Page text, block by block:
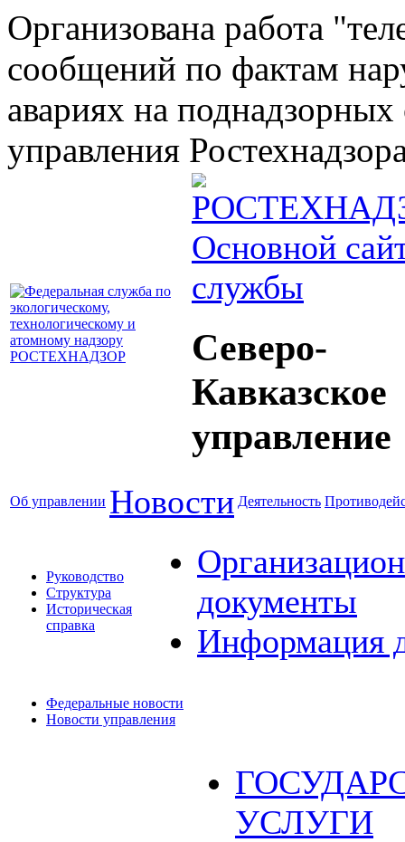
Организована работа
сообщений по фактам
авариях на поднадзорных
управления
Основной
службы
Северо-
Кавказское
управление
Об управлении Новости Деятельность
Руководство
Структура
Историческая
справка
документы
Информация
Федеральные новости
Новости управления
УСЛУГИ